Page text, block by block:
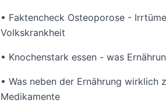
• Faktencheck Osteoporose -
Volkskrankheit
• Knochenstark essen - was
• Was neben der Ernährung wirklich
Medikamente